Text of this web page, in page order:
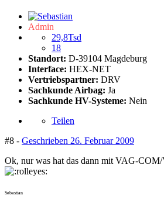
Admin
29,8Tsd
18
Standort: D-39104 Magdeburg
Interface: HEX-NET
Vertriebspartner: DRV
Sachkunde Airbag: Ja
Sachkunde HV-Systeme: Nein
Teilen
#8 - Geschrieben 26. Februar 2009
Ok, nur was hat das dann mit VAG-
Sebastian